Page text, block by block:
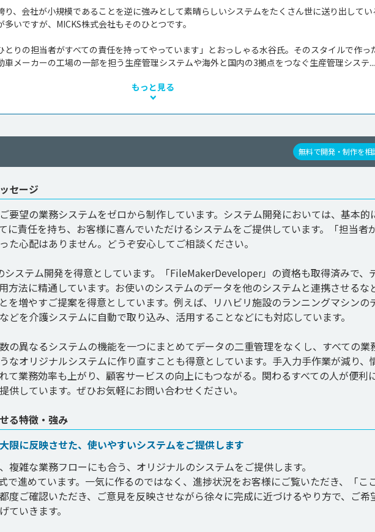
り、会社が小規模であることを逆に強みとして素晴らしいシステムをたくさん世に送り出してい
いですが、MICKS株式会社もそのひとつです。
とりの担当者がすべての責任を持ってやっています」とおっしゃる水谷氏。そのスタイルで作っ
車メーカーの工場の一部を担う生産管理システムや海外と国内の3拠点をつなぐ生産管理システ...
もっと見る
無料で開発・制作を相
セージ
要望の業務システムをゼロから制作しています。システム開発においては、基本的
に責任を持ち、お客様に喜んでいただけるシステムをご提供しています。「担当者
た心配はありません。どうぞ安心してご相談ください。
ステム開発を得意としています。「FileMakerDeveloper」の資格も取得済みで、
方法に精通しています。お使いのシステムのデータを他のシステムと連携させるな
を増やすご提案を得意としています。例えば、リハビリ施設のランニングマシンの
どを介護システムに自動で取り込み、活用することなどにも対応しています。
の異なるシステムの機能を一つにまとめてデータの二重管理をなくし、すべての業
なオリジナルシステムに作り直すことも得意としています。手入力手作業が減り、
て業務効率も上がり、顧客サービスの向上にもつながる。関わるすべての人が便利
供しています。ぜひお気軽にお問い合わせください。
る特徴・強み
限に反映させた、使いやすいシステムをご提供します
複雑な業務フローにも合う、オリジナルのシステムをご提供します。
で進めています。一気に作るのではなく、進捗状況をお客様にご覧いただき、「こ
度ご確認いただき、ご意見を反映させながら徐々に完成に近づけるやり方で、ご希
ていきます。